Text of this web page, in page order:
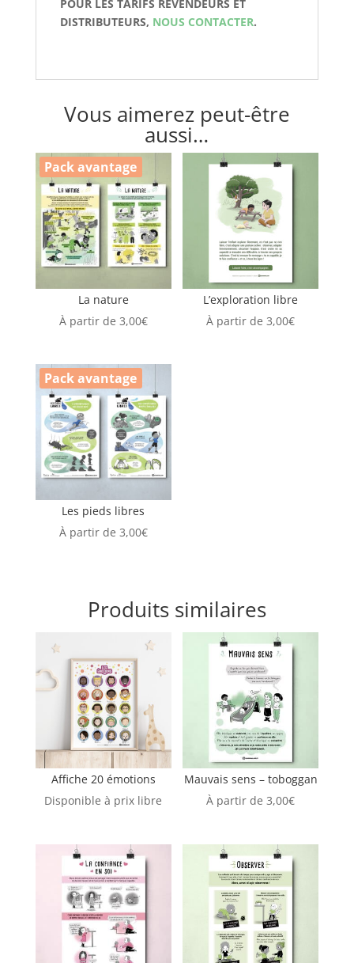
POUR LES TARIFS REVENDEURS ET
DISTRIBUTEURS, NOUS CONTACTER.
Vous aimerez peut-être
aussi…
Pack avantage
La nature
À partir de 3,00€
L’exploration libre
À partir de3,00€
Pack avantage
Les pieds libres
À partir de 3,00€
Produits similaires
Affiche 20 émotions
Disponible à prix libre
Mauvais sens – toboggan
À partir de3,00€